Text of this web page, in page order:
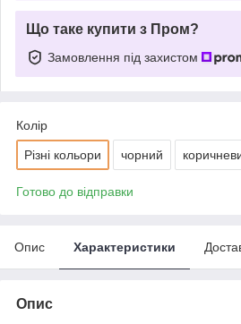
Що таке купити з Пром?
Замовлення під захистом
Колір
Різні кольори чорний
Готово до відправки
Опис Характеристики
Опис